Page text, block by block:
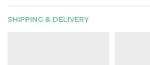
SHIPPING & DELIVERY